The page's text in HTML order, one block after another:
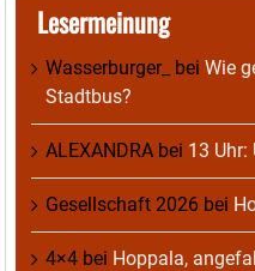
Lesermeinung
Wasserburger_ bei Wie
Stadtbus?
ALEXANDRA bei 13
Gesellschaft 2026 bei
4×4 bei Hoppala,